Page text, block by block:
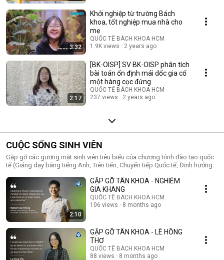
3:32
Khởi nghiệp từ trường Bách
khoa, tốt nghiệp mua nhà cho
mẹ
QUỐC TẾ BÁCH KHOA HCM
1.9K views
2 years ago
2:17
[BK-OISP] SV BK-OISP phân tích
bài toán ổn định mái dốc gia cố
một hàng cọc đứng
QUỐC TẾ BÁCH KHOA HCM
237 views
2 years ago
CUỘC SỐNG SINH VIÊN
Gặp gỡ các gương mặt sinh viên tiêu biểu của chương trình đào tạo quốc
tế (Giảng dạy bằng tiếng Anh, Tiên tiến, Chuyển tiếp Quốc tế, Định hướng
2:10
GẶP GỠ TÂN KHOA - NGHIÊM
GIA KHANG
QUỐC TẾ BÁCH KHOA HCM
106 views
8 months ago
GẶP GỠ TÂN KHOA - LÊ HỒNG
THƠ
QUỐC TẾ BÁCH KHOA HCM
88 views
8 months ago